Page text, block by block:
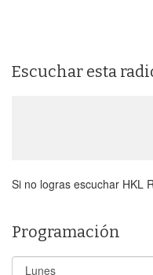
Escuchar esta
Si no logras escuchar HKL
Programación